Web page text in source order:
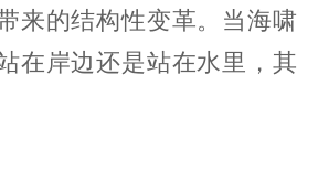
来的结构性变革。当海啸
在岸边还是站在水里，其